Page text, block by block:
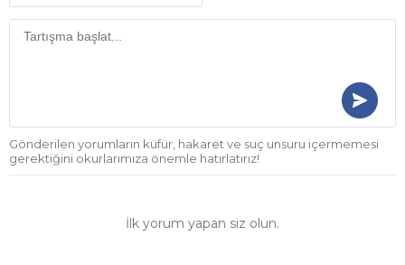
Gönderilen yorumların küfür, hakaret ve suç unsuru içermemesi
gerektiğini okurlarımıza önemle hatırlatırız!
İlk yorum yapan siz olun.